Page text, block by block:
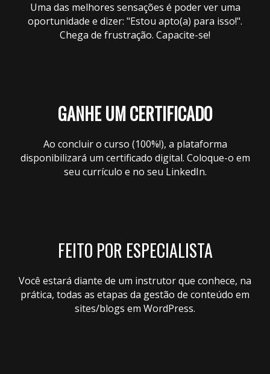
Uma das melhores sensações é poder ver uma
oportunidade e dizer: "Estou apto(a) para isso!".
Chega de frustração. Capacite-se!
GANHE UM CERTIFICADO
Ao concluir o curso (100%!), a plataforma
disponibilizará um certificado digital. Coloque-o em
seu currículo e no seu LinkedIn.
FEITO POR ESPECIALISTA
Você estará diante de um instrutor que conhece, na
prática, todas as etapas da gestão de conteúdo em
sites/blogs em WordPress.